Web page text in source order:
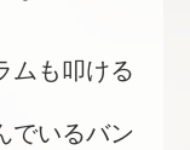
ムも叩ける
でいるバン